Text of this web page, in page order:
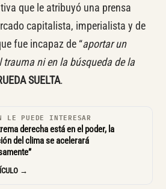
que le atribuyó una prensa
capitalista, imperialista y de
fue incapaz de “aportar un
trauma ni en la búsqueda de la
SUELTA.
LE PUEDE INTERESAR
derecha está en el poder, la
del clima se acelerará
→